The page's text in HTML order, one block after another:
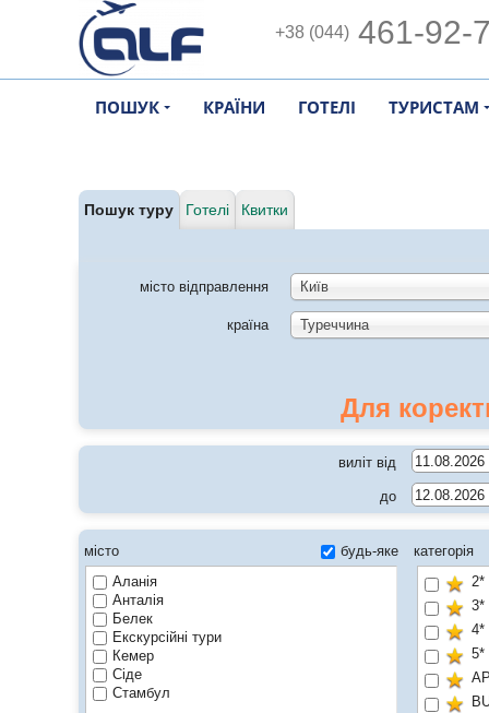
+38 (044) 461-92-
ПОШУК КРАЇНИ ГОТЕЛІ ТУРИСТАМ
Пошук туру Готелі Квитки
місто відправлення Київ
країна Туреччина
Для
виліт від
до
місто
будь-яке
Аланія
Анталія
Белек
Екскурсійні тури
Кемер
Сіде
Стамбул
категорія
2*
3*
4*
5*